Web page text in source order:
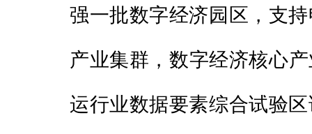
强一批数字经济园区，支
产业集群，数字经济核心
运行业数据要素综合试验